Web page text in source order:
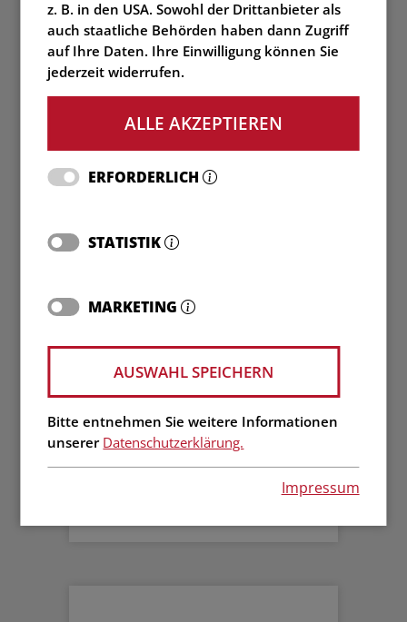
ZERTIFIZIERUNG NACH ISO
EINTRAGSBESCHEINIGUNG
z. B. in den USA. Sowohl der Drittanbieter als
auch staatliche Behörden haben dann Zugriff
auf Ihre Daten. Ihre Einwilligung können Sie
jederzeit widerrufen.
ALLE AKZEPTIEREN
ERFORDERLICH
STATISTIK
MARKETING
AUSWAHL SPEICHERN
Bitte entnehmen Sie weitere Informationen
unserer Datenschutzerklärung.
Impressum